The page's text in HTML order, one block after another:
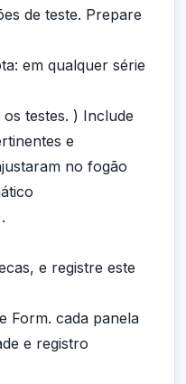
de teste. Prepare
em qualquer série
testes. ) Include
e
no fogão
e registre este
Form. cada panela
e registro